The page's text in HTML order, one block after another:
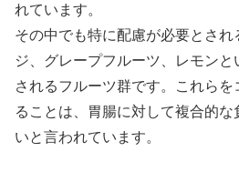
れています。
その中でも特に配慮が必要とさ
ジ、グレープフルーツ、レモン
されるフルーツ群です。これら
ることは、胃腸に対して複合的
いと言われています。